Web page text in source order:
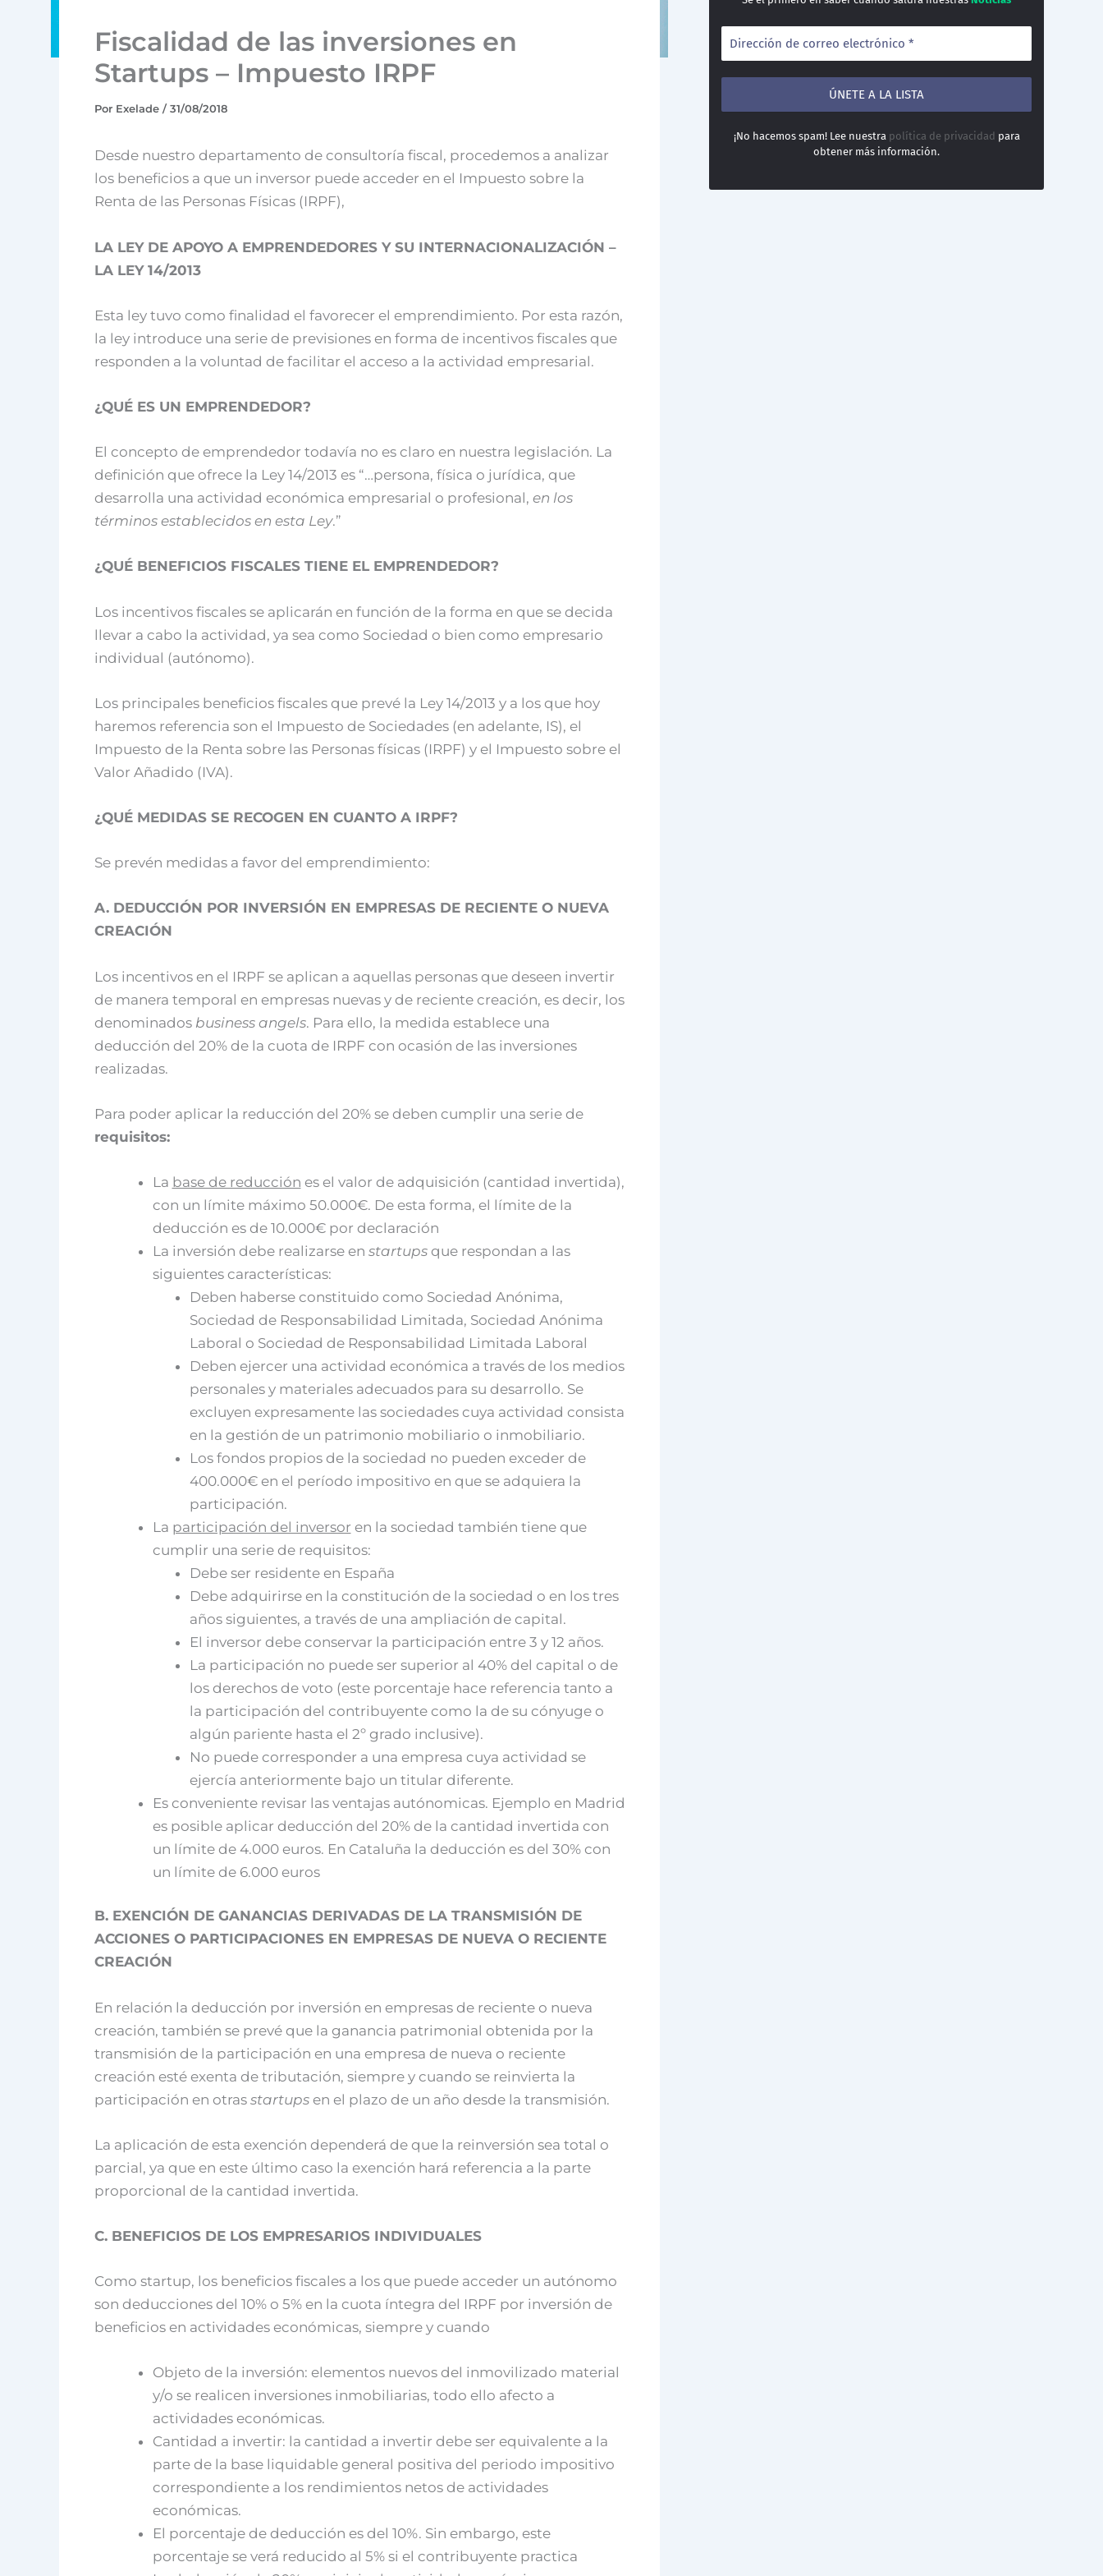
Fiscalidad de las inversiones en
Startups – Impuesto IRPF
Por Exelade /31/08/2018
Desde nuestro departamento de consultoría fiscal, procedemos a analizar
los beneficios a que un inversor puede acceder en el Impuesto sobre la
Renta de las Personas Físicas (IRPF),
LA LEY DE APOYO A EMPRENDEDORES Y SU INTERNACIONALIZACIÓN –
LA LEY 14/2013
Esta ley tuvo como finalidad el favorecer el emprendimiento. Por esta razón,
la ley introduce una serie de previsiones en forma de incentivos fiscales que
responden a la voluntad de facilitar el acceso a la actividad empresarial.
¿QUÉ ES UN EMPRENDEDOR?
El concepto de emprendedor todavía no es claro en nuestra legislación. La
definición que ofrece la Ley 14/2013 es “…persona, física o jurídica, que
desarrolla una actividad económica empresarial o profesional, en los
términos establecidos en esta Ley.”
¿QUÉ BENEFICIOS FISCALES TIENE EL EMPRENDEDOR?
Los incentivos fiscales se aplicarán en función de la forma en que se decida
llevar a cabo la actividad, ya sea como Sociedad o bien como empresario
individual (autónomo).
Los principales beneficios fiscales que prevé la Ley 14/2013 y a los que hoy
haremos referencia son el Impuesto de Sociedades (en adelante, IS), el
Impuesto de la Renta sobre las Personas físicas (IRPF) y el Impuesto sobre el
Valor Añadido (IVA).
¿QUÉ MEDIDAS SE RECOGEN EN CUANTO A IRPF?
Se prevén medidas a favor del emprendimiento:
A. DEDUCCIÓN POR INVERSIÓN EN EMPRESAS DE RECIENTE O NUEVA
CREACIÓN
Los incentivos en el IRPF se aplican a aquellas personas que deseen invertir
de manera temporal en empresas nuevas y de reciente creación, es decir, los
denominados business angels. Para ello, la medida establece una
deducción del 20% de la cuota de IRPF con ocasión de las inversiones
realizadas.
Para poder aplicar la reducción del 20% se deben cumplir una serie de
requisitos:
La base de reducción es el valor de adquisición (cantidad invertida),
con un límite máximo 50.000€. De esta forma, el límite de la
deducción es de 10.000€ por declaración
La inversión debe realizarse en startupsque respondan a las
siguientes características:
Deben haberse constituido como Sociedad Anónima,
Sociedad de Responsabilidad Limitada, Sociedad Anónima
Laboral o Sociedad de Responsabilidad Limitada Laboral
Deben ejercer una actividad económica a través de los medios
personales y materiales adecuados para su desarrollo. Se
excluyen expresamente las sociedades cuya actividad consista
en la gestión de un patrimonio mobiliario o inmobiliario.
Los fondos propios de la sociedad no pueden exceder de
400.000€ en el período impositivo en que se adquiera la
participación.
La participación del inversor en la sociedad también tiene que
cumplir una serie de requisitos:
Debe ser residente en España
Debe adquirirse en la constitución de la sociedad o en los tres
años siguientes, a través de una ampliación de capital.
El inversor debe conservar la participación entre 3 y 12 años.
La participación no puede ser superior al 40% del capital o de
los derechos de voto (este porcentaje hace referencia tanto a
la participación del contribuyente como la de su cónyuge o
algún pariente hasta el 2º grado inclusive).
No puede corresponder a una empresa cuya actividad se
ejercía anteriormente bajo un titular diferente.
Es conveniente revisar las ventajas autónomicas. Ejemplo en Madrid
es posible aplicar deducción del 20% de la cantidad invertida con
un límite de 4.000 euros. En Cataluña la deducción es del 30% con
un límite de 6.000 euros
B. EXENCIÓN DE GANANCIAS DERIVADAS DE LA TRANSMISIÓN DE
ACCIONES O PARTICIPACIONES EN EMPRESAS DE NUEVA O RECIENTE
CREACIÓN
En relación la deducción por inversión en empresas de reciente o nueva
creación, también se prevé que la ganancia patrimonial obtenida por la
transmisión de la participación en una empresa de nueva o reciente
creación esté exenta de tributación, siempre y cuando se reinvierta la
participación en otras startupsen el plazo de un año desde la transmisión.
La aplicación de esta exención dependerá de que la reinversión sea total o
parcial, ya que en este último caso la exención hará referencia a la parte
proporcional de la cantidad invertida.
C. BENEFICIOS DE LOS EMPRESARIOS INDIVIDUALES
Como startup, los beneficios fiscales a los que puede acceder un autónomo
son deducciones del 10% o 5% en la cuota íntegra del IRPF por inversión de
beneficios en actividades económicas, siempre y cuando
Objeto de la inversión: elementos nuevos del inmovilizado material
y/o se realicen inversiones inmobiliarias, todo ello afecto a
actividades económicas.
Cantidad a invertir: la cantidad a invertir debe ser equivalente a la
parte de la base liquidable general positiva del periodo impositivo
correspondiente a los rendimientos netos de actividades
económicas.
El porcentaje de deducción es del 10%. Sin embargo, este
porcentaje se verá reducido al 5% si el contribuyente practica
¡No hacemos spam! Lee nuestra política de privacidad para
obtener más información.